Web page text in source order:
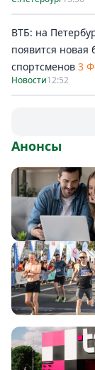
ВТБ: на
появится новая
спортсменов 3
Новости12:52
Анонсы